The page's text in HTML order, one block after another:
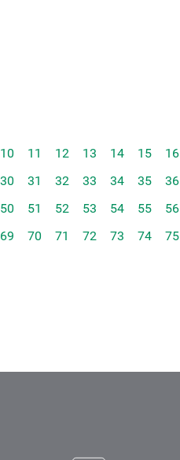
10 11 12 13 14 15 16
30 31 32 33 34 35 36
50 51 52 53 54 55 56
69 70 71 72 73 74 75